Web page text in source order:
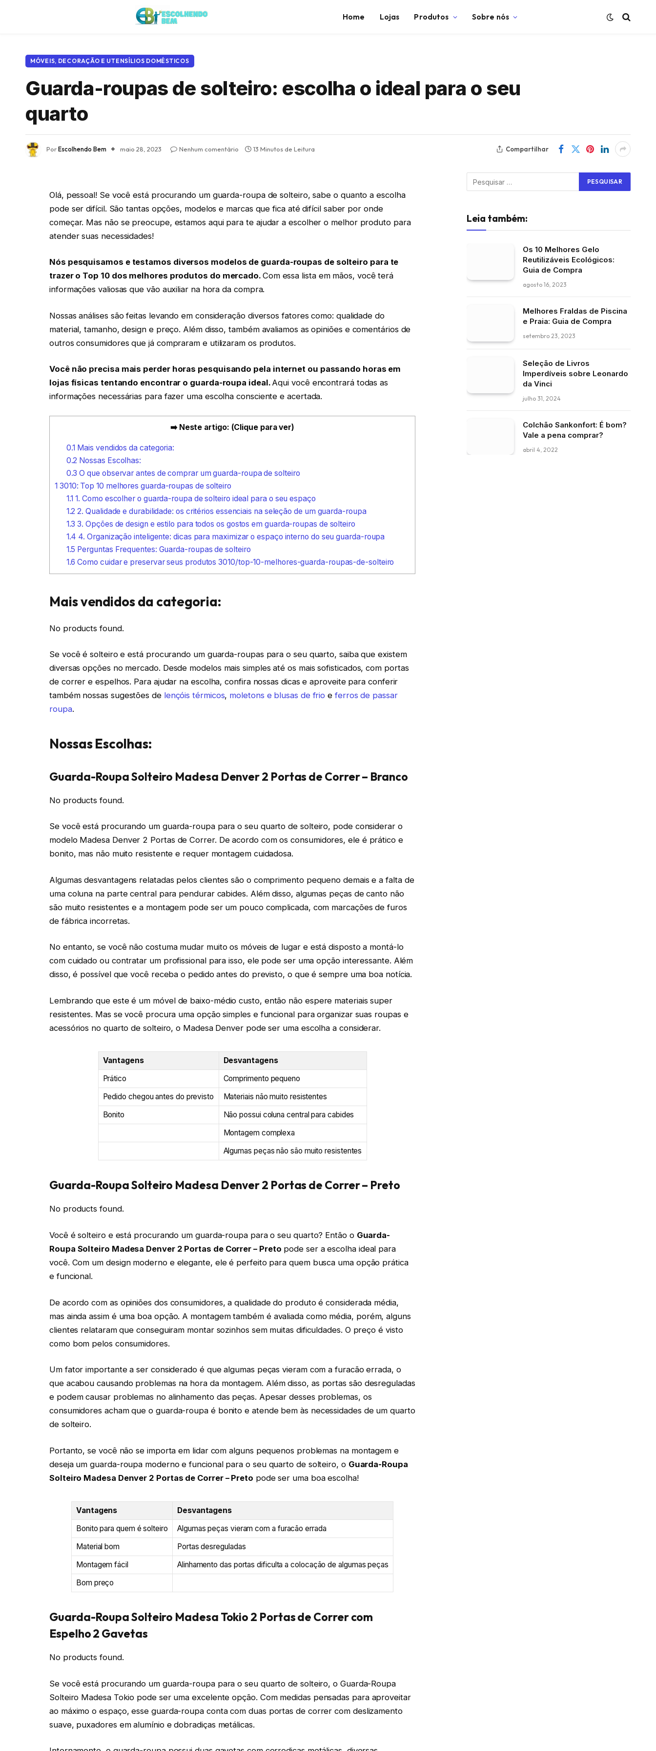
Home Lojas Produtos Sobre nós
MÓVEIS, DECORAÇÃO E UTENSÍLIOS DOMÉSTICOS
Guarda-roupas de solteiro: escolha o ideal para o seu
quarto
PorEscolhendo Bem maio 28, 2023 Nenhum comentário 13 Minutos de Leitura Compartilhar
Olá, pessoal! Se você está procurando um guarda-roupa de solteiro, sabe o quanto a escolha
pode ser difícil. São tantas opções, modelos e marcas que fica até difícil saber por onde
começar. Mas não se preocupe, estamos aqui para te ajudar a escolher o melhor produto para
atender suas necessidades!
Nós pesquisamos e testamos diversos modelos de guarda-roupas de solteiro para te
trazer o Top 10 dos melhores produtos do mercado. Com essa lista em mãos, você terá
informações valiosas que vão auxiliar na hora da compra.
Nossas análises são feitas levando em consideração diversos fatores como: qualidade do
material, tamanho, design e preço. Além disso, também avaliamos as opiniões e comentários de
outros consumidores que já compraram e utilizaram os produtos.
Você não precisa mais perder horas pesquisando pela internet ou passando horas em
lojas físicas tentando encontrar o guarda-roupa ideal. Aqui você encontrará todas as
informações necessárias para fazer uma escolha consciente e acertada.
➡️ Neste artigo: (Clique para ver)
0.1 Mais vendidos da categoria:
0.2 Nossas Escolhas:
0.3 O que observar antes de comprar um guarda-roupa de solteiro
1 3010: Top 10 melhores guarda-roupas de solteiro
1.1 1. Como escolher o guarda-roupa de solteiro ideal para o seu espaço
1.2 2. Qualidade e durabilidade: os critérios essenciais na seleção de um guarda-roupa
1.3 3. Opções de design e estilo para todos os gostos em guarda-roupas de solteiro
1.4 4. Organização inteligente: dicas para maximizar o espaço interno do seu guarda-roupa
1.5 Perguntas Frequentes: Guarda-roupas de solteiro
1.6 Como cuidar e preservar seus produtos 3010/top-10-melhores-guarda-roupas-de-solteiro
Mais vendidos da categoria:
No products found.
Se você é solteiro e está procurando um guarda-roupas para o seu quarto, saiba que existem
diversas opções no mercado. Desde modelos mais simples até os mais sofisticados, com portas
de correr e espelhos. Para ajudar na escolha, confira nossas dicas e aproveite para conferir
também nossas sugestões de lençóis térmicos, moletons e blusas de frio e ferros de passar
roupa.
Nossas Escolhas:
Guarda-Roupa Solteiro Madesa Denver 2 Portas de Correr – Branco
No products found.
Se você está procurando um guarda-roupa para o seu quarto de solteiro, pode considerar o
modelo Madesa Denver 2 Portas de Correr. De acordo com os consumidores, ele é prático e
bonito, mas não muito resistente e requer montagem cuidadosa.
Algumas desvantagens relatadas pelos clientes são o comprimento pequeno demais e a falta de
uma coluna na parte central para pendurar cabides. Além disso, algumas peças de canto não
são muito resistentes e a montagem pode ser um pouco complicada, com marcações de furos
de fábrica incorretas.
No entanto, se você não costuma mudar muito os móveis de lugar e está disposto a montá-lo
com cuidado ou contratar um profissional para isso, ele pode ser uma opção interessante. Além
disso, é possível que você receba o pedido antes do previsto, o que é sempre uma boa notícia.
Lembrando que este é um móvel de baixo-médio custo, então não espere materiais super
resistentes. Mas se você procura uma opção simples e funcional para organizar suas roupas e
acessórios no quarto de solteiro, o Madesa Denver pode ser uma escolha a considerar.
Vantagens
Desvantagens
Prático
Comprimento pequeno
Pedido chegou antes do previsto
Materiais não muito resistentes
Bonito
Não possui coluna central para cabides
Montagem complexa
Algumas peças não são muito resistentes
Guarda-Roupa Solteiro Madesa Denver 2 Portas de Correr – Preto
No products found.
Você é solteiro e está procurando um guarda-roupa para o seu quarto? Então o Guarda-
Roupa Solteiro Madesa Denver 2 Portas de Correr – Preto pode ser a escolha ideal para
você. Com um design moderno e elegante, ele é perfeito para quem busca uma opção prática
e funcional.
De acordo com as opiniões dos consumidores, a qualidade do produto é considerada média,
mas ainda assim é uma boa opção. A montagem também é avaliada como média, porém, alguns
clientes relataram que conseguiram montar sozinhos sem muitas dificuldades. O preço é visto
como bom pelos consumidores.
Um fator importante a ser considerado é que algumas peças vieram com a furacão errada, o
que acabou causando problemas na hora da montagem. Além disso, as portas são desreguladas
e podem causar problemas no alinhamento das peças. Apesar desses problemas, os
consumidores acham que o guarda-roupa é bonito e atende bem às necessidades de um quarto
de solteiro.
Portanto, se você não se importa em lidar com alguns pequenos problemas na montagem e
deseja um guarda-roupa moderno e funcional para o seu quarto de solteiro, o Guarda-Roupa
Solteiro Madesa Denver 2 Portas de Correr – Preto pode ser uma boa escolha!
Vantagens
Desvantagens
Bonito para quem é solteiro
Algumas peças vieram com a furacão errada
Material bom
Portas desreguladas
Montagem fácil
Alinhamento das portas dificulta a colocação de algumas peças
Bom preço
Guarda-Roupa Solteiro Madesa Tokio 2 Portas de Correr com
Espelho 2 Gavetas
No products found.
Se você está procurando um guarda-roupa para o seu quarto de solteiro, o Guarda-Roupa
Solteiro Madesa Tokio pode ser uma excelente opção. Com medidas pensadas para aproveitar
ao máximo o espaço, esse guarda-roupa conta com duas portas de correr com deslizamento
suave, puxadores em alumínio e dobradiças metálicas.
Leia também:
Os 10 Melhores Gelo
Reutilizáveis Ecológicos:
Guia de Compra
agosto 16, 2023
Melhores Fraldas de Piscina
e Praia: Guia de Compra
setembro 23, 2023
Seleção de Livros
Imperdíveis sobre Leonardo
da Vinci
julho 31, 2024
Colchão Sankonfort: É bom?
Vale a pena comprar?
abril 4, 2022